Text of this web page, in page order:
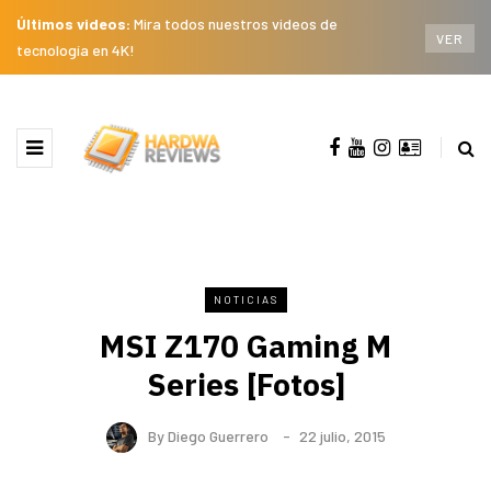
Últimos videos: Mira todos nuestros videos de
tecnología en 4K!
VER
NOTICIAS
MSI Z170 Gaming M
Series [Fotos]
ByDiego Guerrero 22 julio, 2015